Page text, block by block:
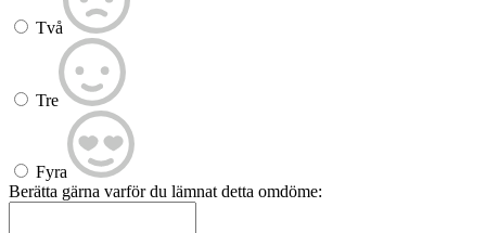
Två
Tre
Fyra
Berätta gärna varför du lämnat detta omdöme: